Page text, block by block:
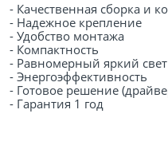
- Качественная сборка и
- Надежное крепление
- Удобство монтажа
- Компактность
- Равномерный яркий свет
- Энергоэффективность
- Готовое решение
- Гарантия 1 год